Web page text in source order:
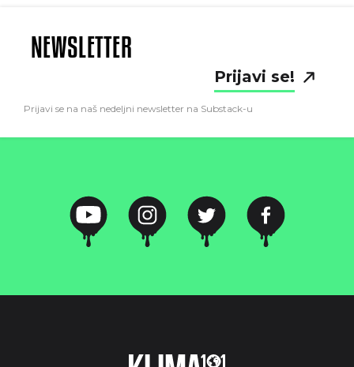
NEWSLETTER
Prijavi se!
Prijavi se na naš nedeljni newsletter na Substack-u